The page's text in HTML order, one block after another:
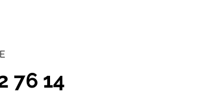
76 14